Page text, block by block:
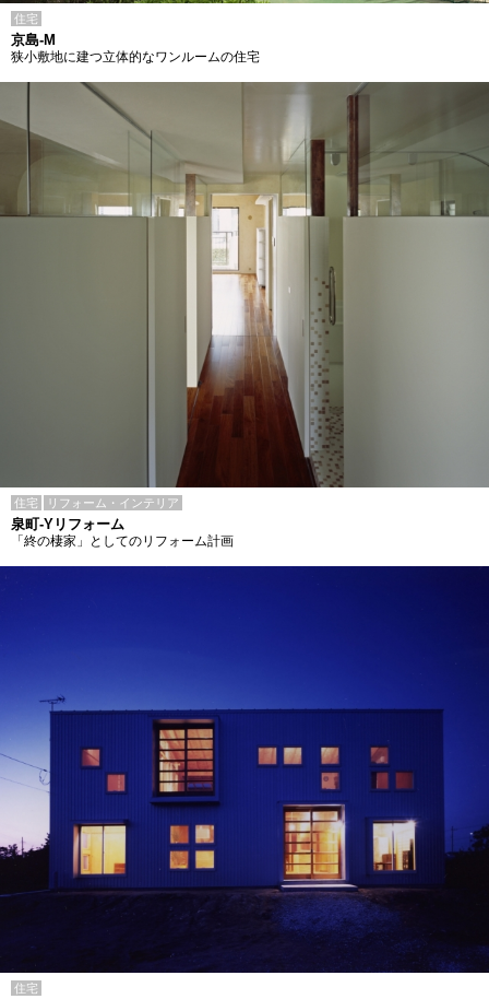
住宅
京島-M
狭小敷地に建つ立体的なワンルームの住宅
住宅 リフォーム・インテリア
泉町-Yリフォーム
「終の棲家」としてのリフォーム計画
住宅